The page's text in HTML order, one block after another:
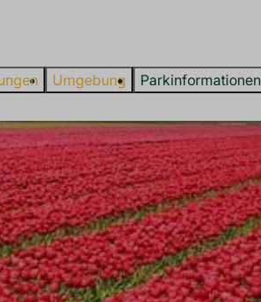
Umgebung Parkinformationen